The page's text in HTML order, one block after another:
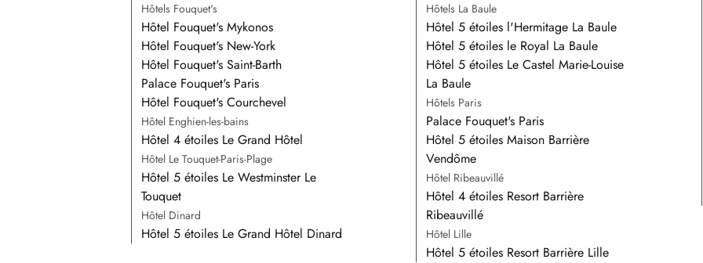
Hôtels Fouquet's
Hôtel Fouquet's Mykonos
Hôtel Fouquet's New-York
Hôtel Fouquet's Saint-Barth
Palace Fouquet's Paris
Hôtel Fouquet's Courchevel
Hôtel Enghien-les-bains
Hôtel 4 étoiles Le Grand Hôtel
Hôtel Le Touquet-Paris-Plage
Hôtel 5 étoiles Le Westminster Le
Touquet
Hôtel Dinard
Hôtel 5 étoiles Le Grand Hôtel Dinard
Hôtels La Baule
Hôtel 5 étoiles l'Hermitage La Baule
Hôtel 5 étoiles le Royal La Baule
Hôtel 5 étoiles Le Castel Marie-Louise
La Baule
Hôtels Paris
Palace Fouquet's Paris
Hôtel 5 étoiles Maison Barrière
Vendôme
Hôtel Ribeauvillé
Hôtel 4 étoiles Resort Barrière
Ribeauvillé
Hôtel Lille
Hôtel 5 étoiles Resort Barrière Lille